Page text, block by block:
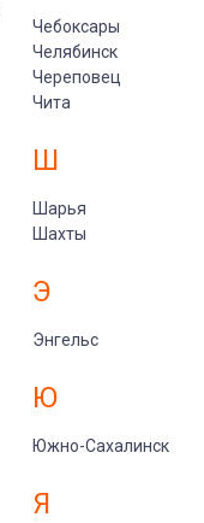
Чебоксары
Челябинск
Череповец
Чита
Ш
Шарья
Шахты
Э
Энгельс
Ю
Южно-Сахалинск
Я